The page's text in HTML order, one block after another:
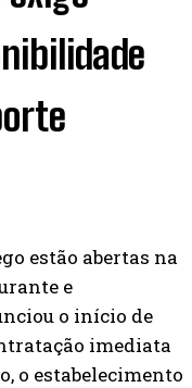
estão abertas na
e
o início de
imediata
o estabelecimento